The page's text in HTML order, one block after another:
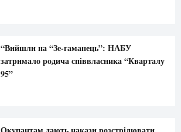
“Вийшли на “Зе-гаманець”: НАБУ
затримало родича співвласника “Кварталу
95”